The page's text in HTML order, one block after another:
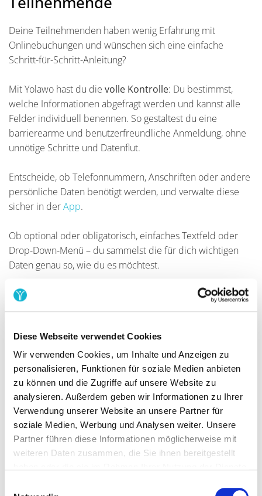
Diese Webseite verwendet Cookies
Wir verwenden Cookies, um Inhalte und Anzeigen zu
personalisieren, Funktionen für soziale Medien anbieten
zu können und die Zugriffe auf unsere Website zu
analysieren. Außerdem geben wir Informationen zu Ihrer
Verwendung unserer Website an unsere Partner für
soziale Medien, Werbung und Analysen weiter. Unsere
Partner führen diese Informationen möglicherweise mit
weiteren Daten zusammen, die Sie ihnen bereitgestellt
Deine Teilnehmenden haben wenig Erfahrung mit
Onlinebuchungen und wünschen sich eine einfache
Schritt-für-Schritt-Anleitung?
Mit Yolawo hast du die volle Kontrolle: Du bestimmst,
welche Informationen abgefragt werden und kannst alle
Felder individuell benennen. So gestaltest du eine
barrierearme und benutzerfreundliche Anmeldung, ohne
unnötige Schritte und Datenflut.
Entscheide, ob Telefonnummern, Anschriften oder andere
persönliche Daten benötigt werden, und verwalte diese
sicher in derApp.
Ob optional oder obligatorisch, einfaches Textfeld oder
Drop-Down-Menü – du sammelst die für dich wichtigen
Daten genau so, wie du es möchtest.
Nach jeder Buchung erhalten deine Kund:innen eine
automatisierte E-Mail mit allen Details zur Veranstaltung.
aufnehmen oder Updates in einer Rundmail
kommunizieren.
Deine Teilnehmenden können ihre Buchung ändern oder
stornieren– Yolawo behält für dich den Überblick, wer
dabei ist.
Erlebe, wie einfach und sicher Teilnehmerverwaltung sein
kann – mit Yolawo!